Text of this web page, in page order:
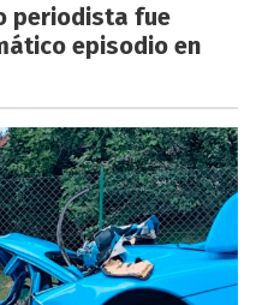
periodista fue
episodio en